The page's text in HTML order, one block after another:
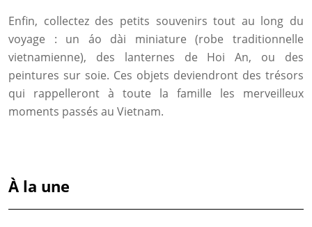
Enfin, collectez des petits souvenirs tout au long du
voyage : un áo dài miniature (robe traditionnelle
vietnamienne), des lanternes de Hoi An, ou des
peintures sur soie. Ces objets deviendront des trésors
qui rappelleront à toute la famille les merveilleux
moments passés au Vietnam.
À la une